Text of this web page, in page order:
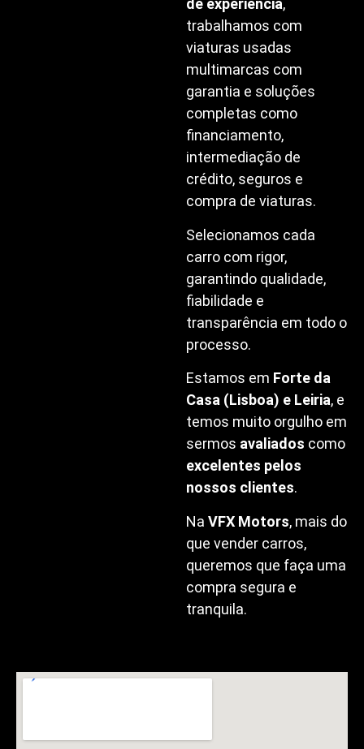
de experiência,
trabalhamos com
viaturas usadas
multimarcas com
garantia e soluções
completas como
financiamento,
intermediação de
crédito, seguros e
compra de viaturas.
Selecionamos cada
carro com rigor,
garantindo qualidade,
fiabilidade e
transparência em todo o
processo.
Estamos em Forte da
Casa (Lisboa) e Leiria, e
temos muito orgulho em
sermos avaliados como
excelentes pelos
nossos clientes.
NaVFX Motors, mais do
que vender carros,
queremos que faça uma
compra segura e
tranquila.